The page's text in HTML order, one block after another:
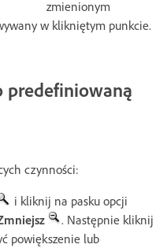
zmienionym
w klikniętym punkcie.
predefiniowaną
czynności:
i kliknij na pasku opcji
. Następnie kliknij
powiększenie lub